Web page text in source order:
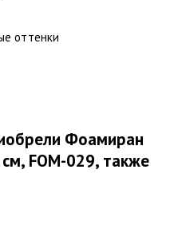
оттенки
Фоамиран
FOM-029, также